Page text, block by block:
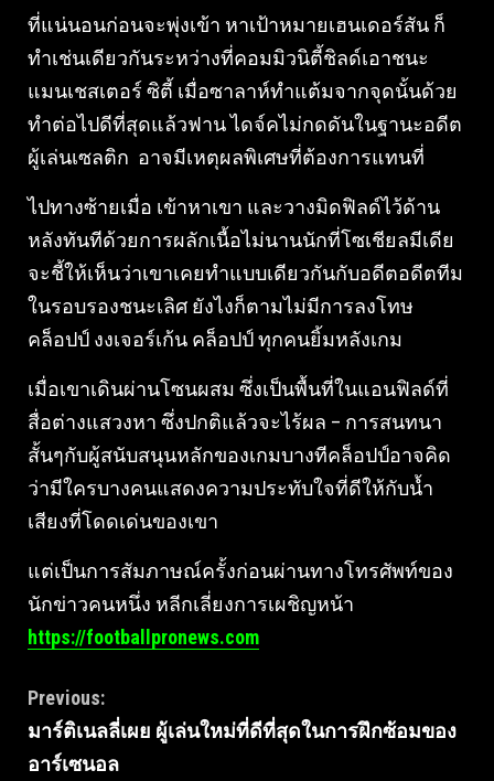
ที่แน่นอนก่อนจะพุ่งเข้า หาเป้าหมายเฮนเดอร์สัน ก็
ทำเช่นเดียวกันระหว่างที่คอมมิวนิตี้ชิลด์เอาชนะ
แมนเชสเตอร์ ซิตี้ เมื่อซาลาห์ทำแต้มจากจุดนั้นด้วย
ทำต่อไปดีที่สุดแล้วฟาน ไดจ์คไม่กดดันในฐานะอดีต
ผู้เล่นเซลติก อาจมีเหตุผลพิเศษที่ต้องการแทนที่
ไปทางซ้ายเมื่อ เข้าหาเขา และวางมิดฟิลด์ไว้ด้าน
หลังทันทีด้วยการผลักเนื้อไม่นานนักที่โซเชียลมีเดีย
จะชี้ให้เห็นว่าเขาเคยทำแบบเดียวกันกับอดีตอดีตทีม
ในรอบรองชนะเลิศ ยังไงก็ตามไม่มีการลงโทษ
คล็อปป์ งงเจอร์เก้น คล็อปป์ ทุกคนยิ้มหลังเกม
เมื่อเขาเดินผ่านโซนผสม ซึ่งเป็นพื้นที่ในแอนฟิลด์ที่
สื่อต่างแสวงหา ซึ่งปกติแล้วจะไร้ผล – การสนทนา
สั้นๆกับผู้สนับสนุนหลักของเกมบางทีคล็อปป์อาจคิด
ว่ามีใครบางคนแสดงความประทับใจที่ดีให้กับน้ำ
เสียงที่โดดเด่นของเขา
แต่เป็นการสัมภาษณ์ครั้งก่อนผ่านทางโทรศัพท์ของ
นักข่าวคนหนึ่ง หลีกเลี่ยงการเผชิญหน้า
https://footballpronews.com
Continue
Reading
Previous:
มาร์ติเนลลี่เผย ผู้เล่นใหม่ที่ดีที่สุดในการฝึกซ้อมของ
อาร์เซนอล